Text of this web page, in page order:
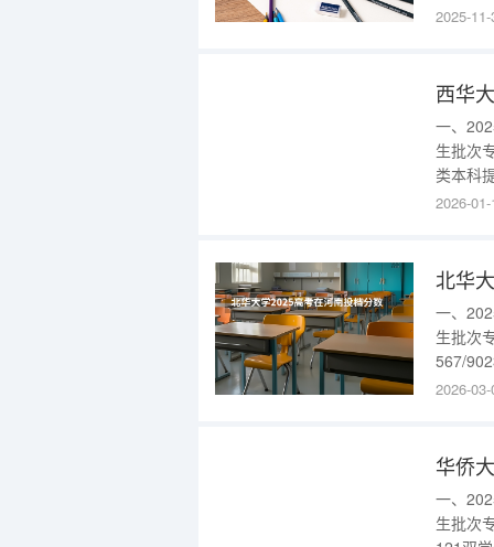
生类别
2025-
西华
一、
生批次
类本科
别招生
2026-
北华
一、
生批次
567/
（105
2026-
华侨
一、
生批次